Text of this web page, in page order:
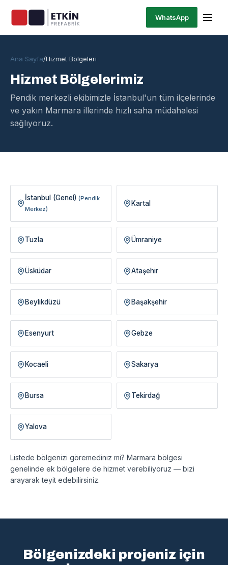
WhatsApp
Ana Sayfa/Hizmet Bölgeleri
Hizmet Bölgelerimiz
Pendik merkezli ekibimizle İstanbul'un tüm ilçelerinde
ve yakın Marmara illerinde hızlı saha müdahalesi
sağlıyoruz.
İstanbul (Genel) (Pendik
Merkez)
Kartal
Tuzla Ümraniye
Üsküdar Ataşehir
Beylikdüzü Başakşehir
Esenyurt Gebze
Kocaeli Sakarya
Bursa Tekirdağ
Yalova
Listede bölgenizi göremediniz mi? Marmara bölgesi
genelinde ek bölgelere de hizmet verebiliyoruz — bizi
arayarak teyit edebilirsiniz.
Bölgenizdeki projeniz için